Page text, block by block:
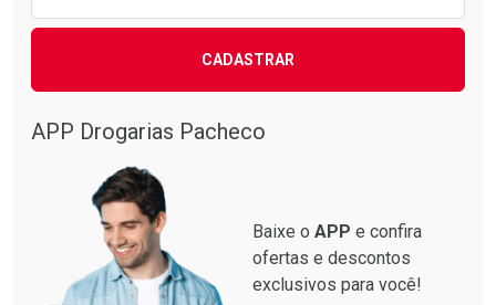
Comprar sem Desconto
Comprar sem Desconto
Comprar sem Desconto
Comprar sem Desconto
CADASTRAR
APP Drogarias Pacheco
Baixe o APP e confira
ofertas e descontos
exclusivos para você!